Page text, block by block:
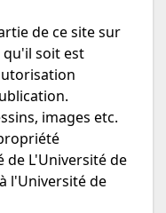
de ce site sur
soit est
images etc.
L'Université de
l'Université de